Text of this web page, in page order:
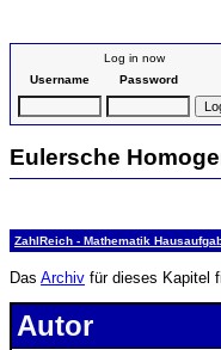
Log in now
Username
Password
Eulersche
ZahlReich - Mathematik
Das Archiv für dieses Kapitel
Autor